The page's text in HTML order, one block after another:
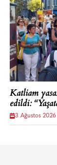
Katliam
edildi:
3 Ağustos 2026